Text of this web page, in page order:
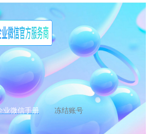
业微信手册 冻结账号